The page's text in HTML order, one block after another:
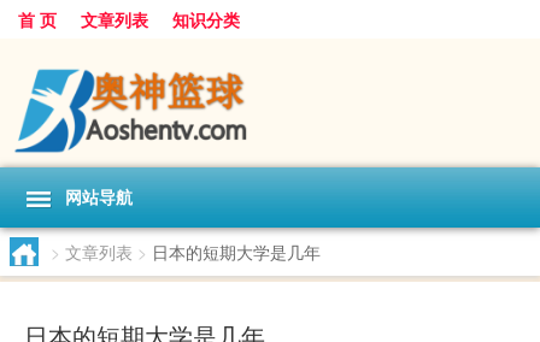
首 页 文章列表 知识分类
网站导航
> 文章列表 > 日本的短期大学是几年